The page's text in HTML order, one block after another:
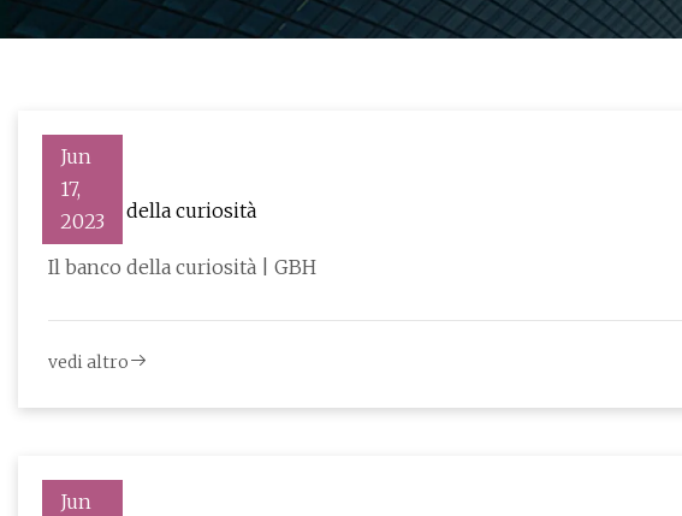
Jun
17,
2023
Il banco della curiosità
Il banco della curiosità | GBH
vedi altro
Jun